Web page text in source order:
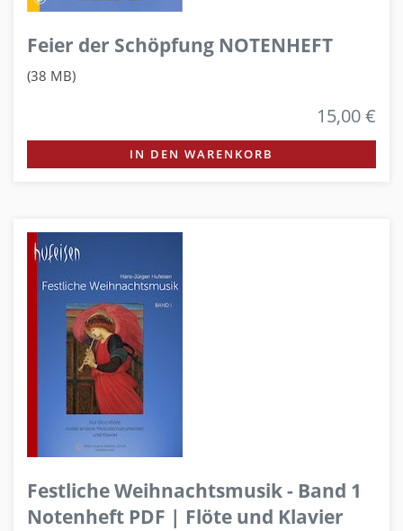
Feier der Schöpfung NOTENHEFT
(38 MB)
15,00 €
IN DEN WARENKORB
Festliche Weihnachtsmusik - Band 1
Notenheft PDF | Flöte und Klavier